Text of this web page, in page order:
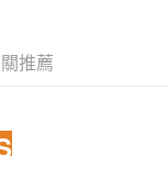
推薦